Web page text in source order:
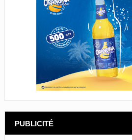
PUBLICITÉ